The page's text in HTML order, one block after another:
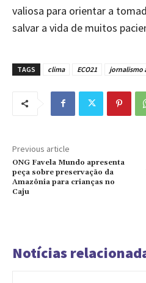
valiosa para orientar a
salvar a vida de muitos
TAGS clima ECO21 jornalismo
Previous article
ONG Favela Mundo apresenta
peça sobre preservação da
Amazônia para crianças no
Caju
Notícias